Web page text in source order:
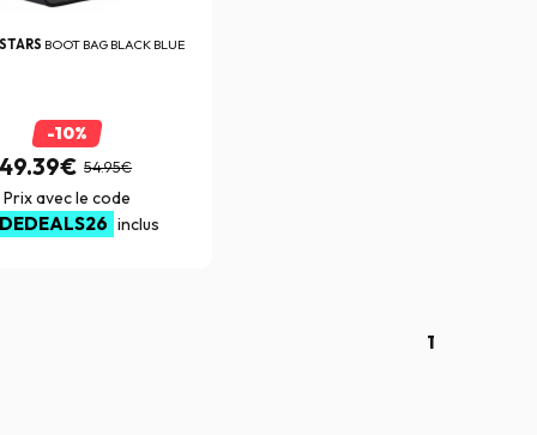
BOOT BAG BLACK BLUE
-10%
49.39€ 54.95€
Prix avec le code
inclus
1